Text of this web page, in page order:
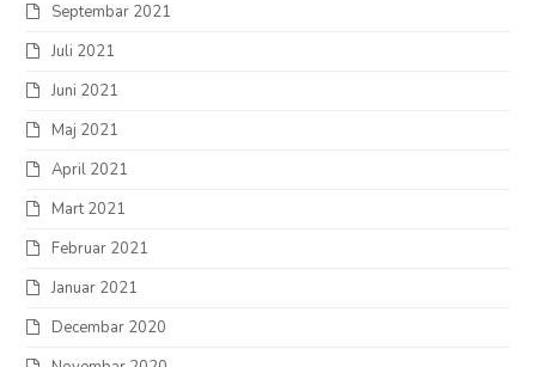
Septembar 2021
Juli 2021
Juni 2021
Maj 2021
April 2021
Mart 2021
Februar 2021
Januar 2021
Decembar 2020